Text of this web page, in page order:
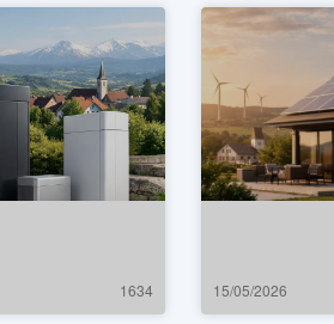
1634 15/05/2026